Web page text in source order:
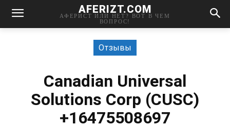
AFERIZT.COM
АФЕРИСТ ИЛИ НЕТ? ВОТ В ЧЕМ
ВОПРОС!
Отзывы
Canadian Universal
Solutions Corp (CUSC)
+16475508697